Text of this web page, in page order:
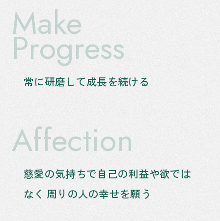
Make
Progress
常に研磨して成長を続ける
Affection
慈愛の気持ちで自己の利益や欲では
なく 周りの人の幸せを願う